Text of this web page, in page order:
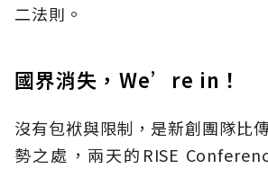
二法則。
國界消失，We’re in！
沒有包袱與限制，是新創團隊比
勢之處，兩天的RISE